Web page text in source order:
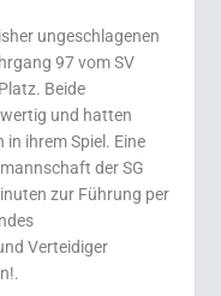
ungeschlagenen
97 vom SV
Beide
und hatten
ihrem Spiel. Eine
der SG
zur Führung per
Verteidiger